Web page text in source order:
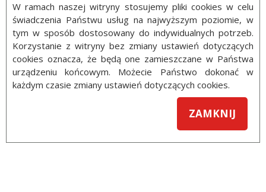
W ramach naszej witryny stosujemy pliki cookies w celu
świadczenia Państwu usług na najwyższym poziomie, w
tym w sposób dostosowany do indywidualnych potrzeb.
Korzystanie z witryny bez zmiany ustawień dotyczących
cookies oznacza, że będą one zamieszczane w Państwa
urządzeniu końcowym. Możecie Państwo dokonać w
każdym czasie zmiany ustawień dotyczących cookies.
ZAMKNIJ